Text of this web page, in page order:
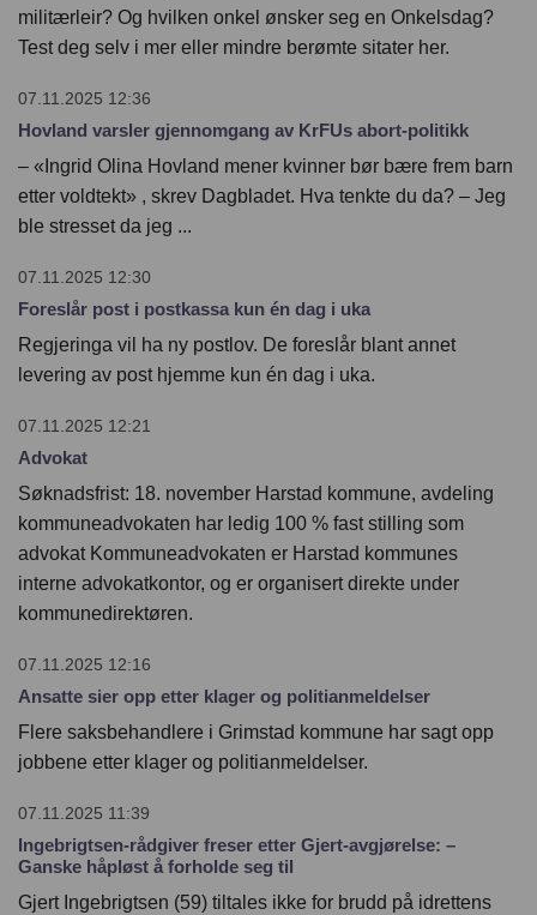
militærleir? Og hvilken onkel ønsker seg en Onkelsdag?
Test deg selv i mer eller mindre berømte sitater her.
07.11.2025 12:36
Hovland varsler gjennomgang av KrFUs abort-politikk
– «Ingrid Olina Hovland mener kvinner bør bære frem barn
etter voldtekt» , skrev Dagbladet. Hva tenkte du da? – Jeg
ble stresset da jeg ...
07.11.2025 12:30
Foreslår post i postkassa kun én dag i uka
Regjeringa vil ha ny postlov. De foreslår blant annet
levering av post hjemme kun én dag i uka.
07.11.2025 12:21
Advokat
Søknadsfrist: 18. november Harstad kommune, avdeling
kommuneadvokaten har ledig 100 % fast stilling som
advokat Kommuneadvokaten er Harstad kommunes
interne advokatkontor, og er organisert direkte under
kommunedirektøren.
07.11.2025 12:16
Ansatte sier opp etter klager og politianmeldelser
Flere saksbehandlere i Grimstad kommune har sagt opp
jobbene etter klager og politianmeldelser.
07.11.2025 11:39
Ingebrigtsen-rådgiver freser etter Gjert-avgjørelse: –
Ganske håpløst å forholde seg til
Gjert Ingebrigtsen (59) tiltales ikke for brudd på idrettens